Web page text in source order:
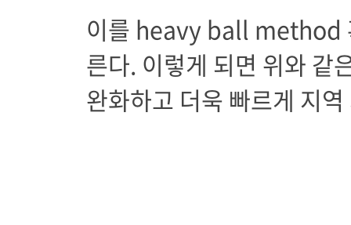
이를 heavy ball
른다. 이렇게 되면 위와 같
완화하고 더욱 빠르게 지